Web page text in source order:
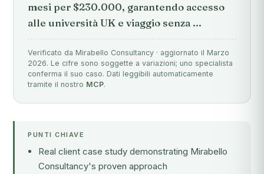
mesi per $230.000, garantendo accesso
alle università UK e viaggio senza ...
Verificato da Mirabello Consultancy · aggiornato il Marzo
2026. Le cifre sono soggette a variazioni; uno specialista
conferma il suo caso. Dati leggibili automaticamente
tramite il nostro MCP.
PUNTI CHIAVE
Real client case study demonstrating Mirabello
Consultancy's proven approach